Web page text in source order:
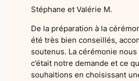
Stéphane et Valérie M.
De la préparation à la
été très bien conseillés,
soutenus. La cérémonie
c’était notre demande et ce
souhaitions en choisissant